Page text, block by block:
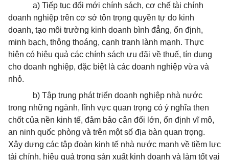
a) Tiếp tục đổi mới chính sách, cơ chế tài chính
doanh nghiệp trên cơ sở tôn trọng quyền tự do kinh
doanh, tạo môi trường kinh doanh bình đẳng, ổn định,
minh bạch, thông thoáng, cạnh tranh lành mạnh. Thực
hiện có hiệu quả các chính sách ưu đãi về thuế, tín dụng
cho doanh nghiệp, đặc biệt là các doanh nghiệp vừa và
nhỏ.
b) Tập trung phát triển doanh nghiệp nhà nước
trong những ngành, lĩnh vực quan trọng có ý nghĩa then
chốt của nền kinh tế, đảm bảo cân đối lớn, ổn định vĩ mô,
an ninh quốc phòng và trên một số địa bàn quan trọng.
Xây dựng các tập đoàn kinh tế nhà nước mạnh về tiềm lực
tài chính, hiệu quả trong sản xuất kinh doanh và làm tốt vai